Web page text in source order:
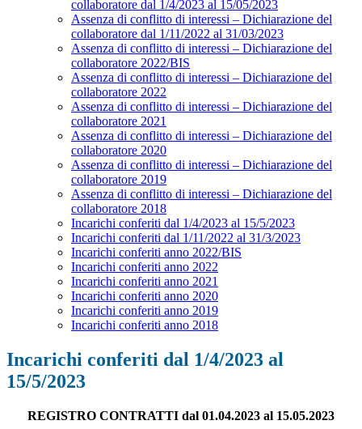
collaboratore dal 1/4/2023 al 15/05/2023
Assenza di conflitto di interessi – Dichiarazione del
collaboratore dal 1/11/2022 al 31/03/2023
Assenza di conflitto di interessi – Dichiarazione del
collaboratore 2022/BIS
Assenza di conflitto di interessi – Dichiarazione del
collaboratore 2022
Assenza di conflitto di interessi – Dichiarazione del
collaboratore 2021
Assenza di conflitto di interessi – Dichiarazione del
collaboratore 2020
Assenza di conflitto di interessi – Dichiarazione del
collaboratore 2019
Assenza di conflitto di interessi – Dichiarazione del
collaboratore 2018
Incarichi conferiti dal 1/4/2023 al 15/5/2023
Incarichi conferiti dal 1/11/2022 al 31/3/2023
Incarichi conferiti anno 2022/BIS
Incarichi conferiti anno 2022
Incarichi conferiti anno 2021
Incarichi conferiti anno 2020
Incarichi conferiti anno 2019
Incarichi conferiti anno 2018
Incarichi conferiti dal 1/4/2023 al
15/5/2023
REGISTRO CONTRATTI dal 01.04.2023 al 15.05.2023